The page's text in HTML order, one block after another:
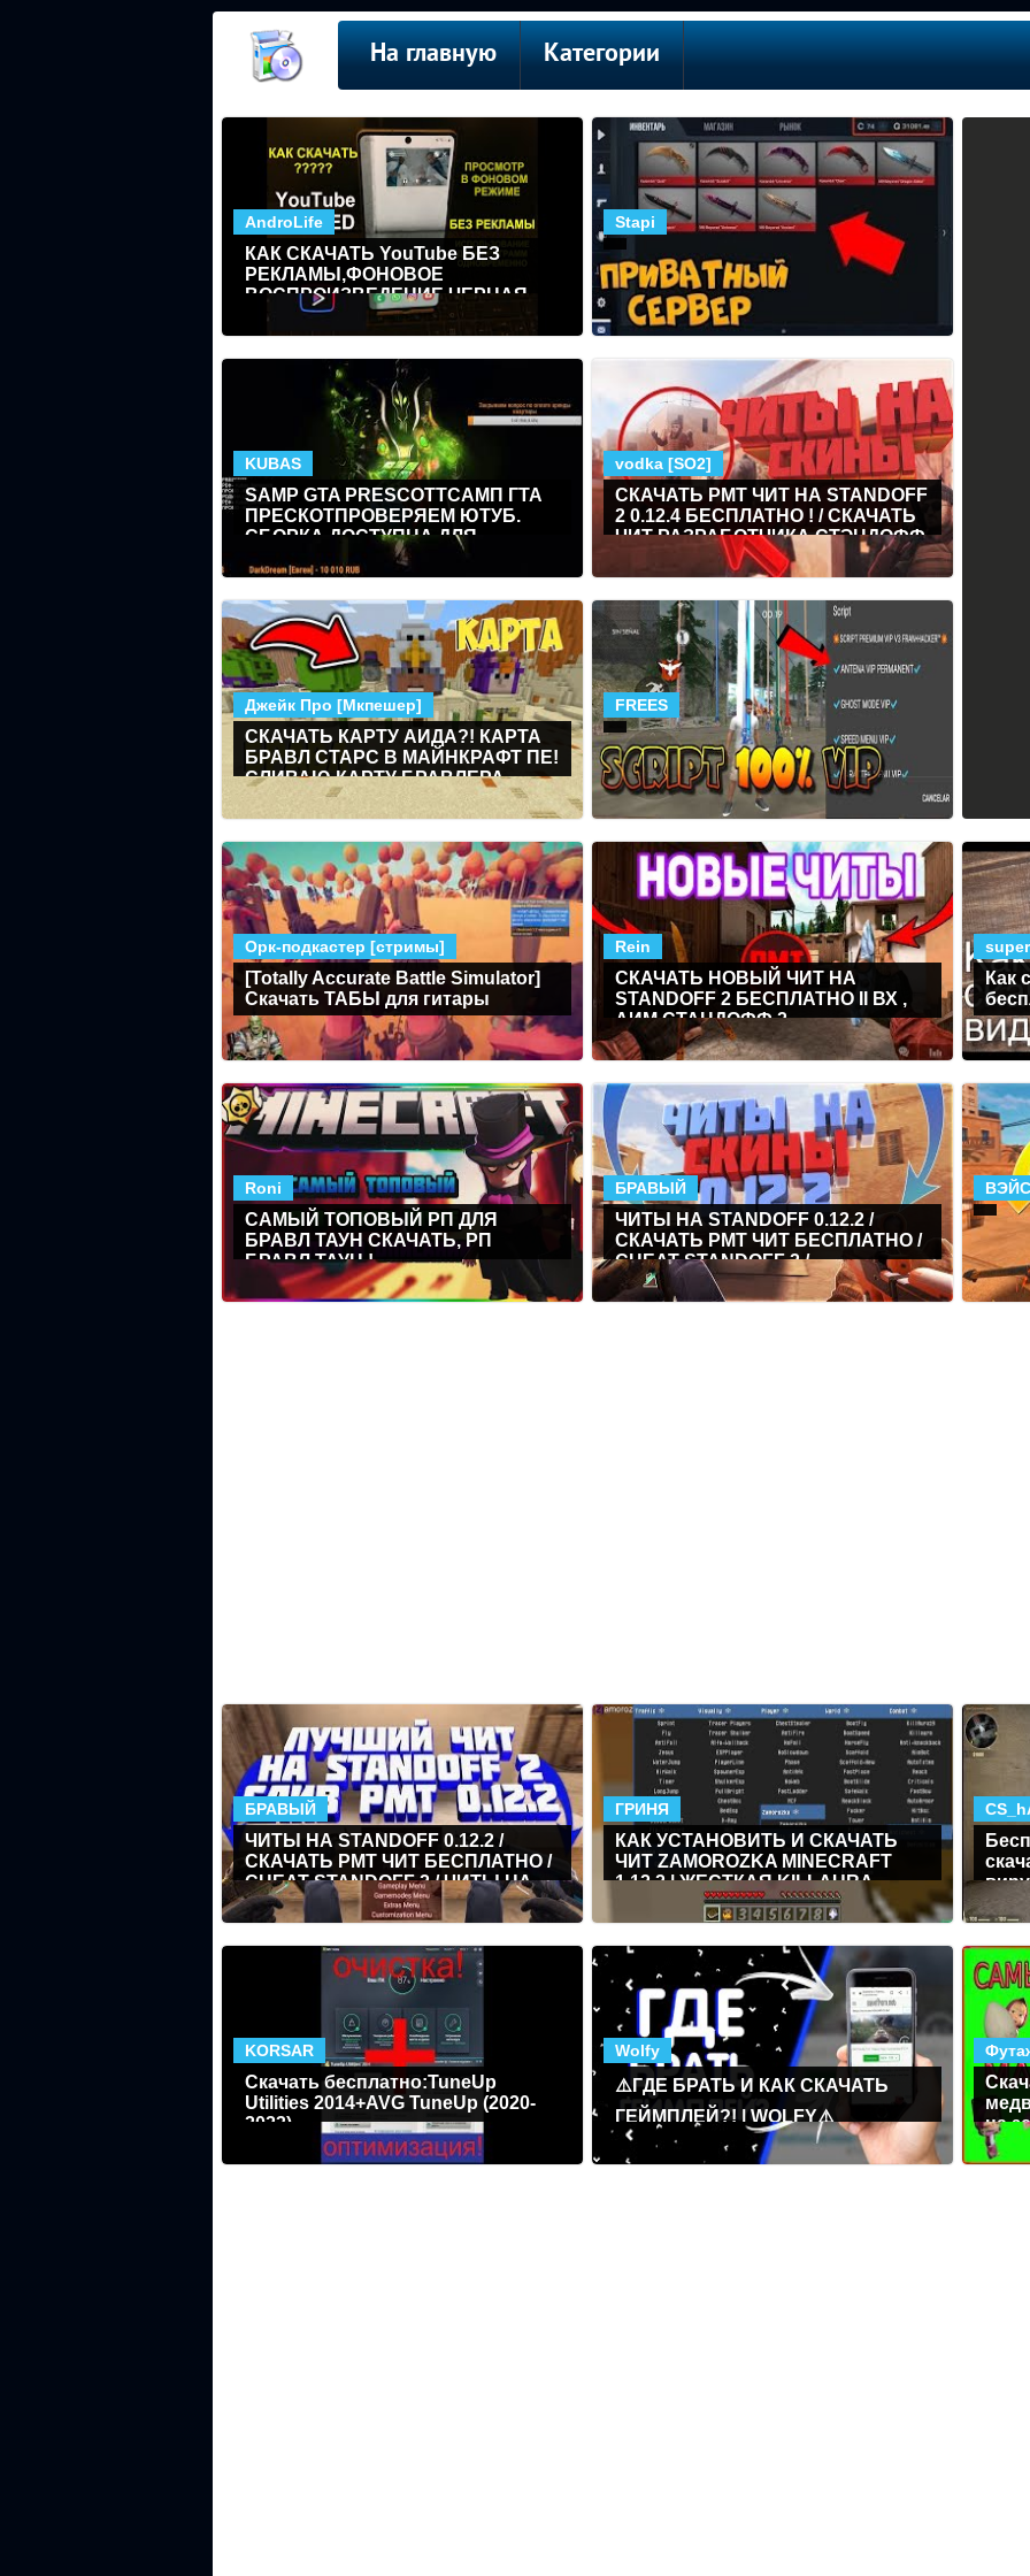
На главную Категории
AndroLife
КАК СКАЧАТЬ YouTube БЕЗ
РЕКЛАМЫ,ФОНОВОЕ
ВОСПРОИЗВЕДЕНИЕ,ЧЕРНАЯ
ТЕМА,ПОЛНАЯ ИНСТРУКЦИЯ
Stapi
KUBAS
SAMP GTA PRESCOTTСАМП ГТА
ПРЕСКОТПРОВЕРЯЕМ ЮТУБ.
СБОРКА ДОСТУПНА ДЛЯ
vodka [SO2]
СКАЧАТЬ PMT ЧИТ НА STANDOFF
2 0.12.4 БЕСПЛАТНО ! / СКАЧАТЬ
ЧИТ РАЗРАБОТЧИКА СТЭНДОФФ
Джейк Про [Мкпешер]
СКАЧАТЬ КАРТУ АИДА?! КАРТА
БРАВЛ СТАРС В МАЙНКРАФТ ПЕ!
СЛИВАЮ КАРТУ БРАВЛЕРА
FREES
Орк-подкастер [cтримы]
[Totally Accurate Battle Simulator]
Скачать ТАБЫ для гитары
Rein
СКАЧАТЬ НОВЫЙ ЧИТ НА
STANDOFF 2 БЕСПЛАТНО II ВХ ,
АИМ СТАНДОФФ 2
Как
Roni
САМЫЙ ТОПОВЫЙ РП ДЛЯ
БРАВЛ ТАУН СКАЧАТЬ, РП
БРАВЛ ТАУН !
БРАВЫЙ
ЧИТЫ НА STANDOFF 0.12.2 /
СКАЧАТЬ PMT ЧИТ БЕСПЛАТНО /
CHEAT STANDOFF 2 /
СКИНЧЕНДЖЕР НА СТАНДОФФ 2
БРАВЫЙ
ЧИТЫ НА STANDOFF 0.12.2 /
СКАЧАТЬ PMT ЧИТ БЕСПЛАТНО /
CHEAT STANDOFF 2 / ЧИТЫ НА
СКИНЫ 0.12.2 /
ГРИНЯ
КАК УСТАНОВИТЬ И СКАЧАТЬ
ЧИТ ZAMOROZKA MINECRAFT
1.12.2 | ЖЕСТКАЯ KILLAURA,
БЕЗУМНЫЙ FLY
KORSAR
Скачать бесплатно:TuneUp
Utilities 2014+AVG TuneUp (2020-
2023)
Wolfy
⚠️ГДЕ БРАТЬ И КАК СКАЧАТЬ
ГЕЙМПЛЕЙ?! | WOLFY⚠️
на